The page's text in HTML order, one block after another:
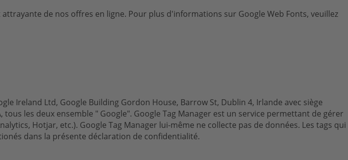
de nos offres en ligne. Pour plus d'informations sur Google Web Fonts, veuillez
Ireland Ltd, Google Building Gordon House, Barrow St, Dublin 4, Irlande avec siège
tous les deux ensemble " Google". Google Tag Manager est un service permettant de gérer
Hotjar, etc.). Google Tag Manager lui-même ne collecte pas de données. Les tags qui
dans la présente déclaration de confidentialité.